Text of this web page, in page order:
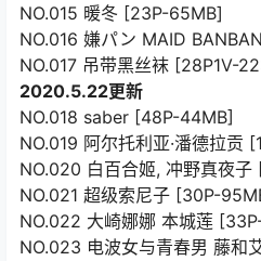
NO.015 暖冬 [23P-65MB]
NO.016 嫌パン MAID
NO.017 吊带黑丝袜 [28P1V-
2020.5.22更新
NO.018 saber [48P-44MB]
NO.019 阿尔托利亚·潘德拉贡
NO.020 白百合姬, 冲野真夜子
NO.021 超级索尼子 [30P-
NO.022 大崎娜娜 本城莲
NO.023 电波女与青春男 藤和